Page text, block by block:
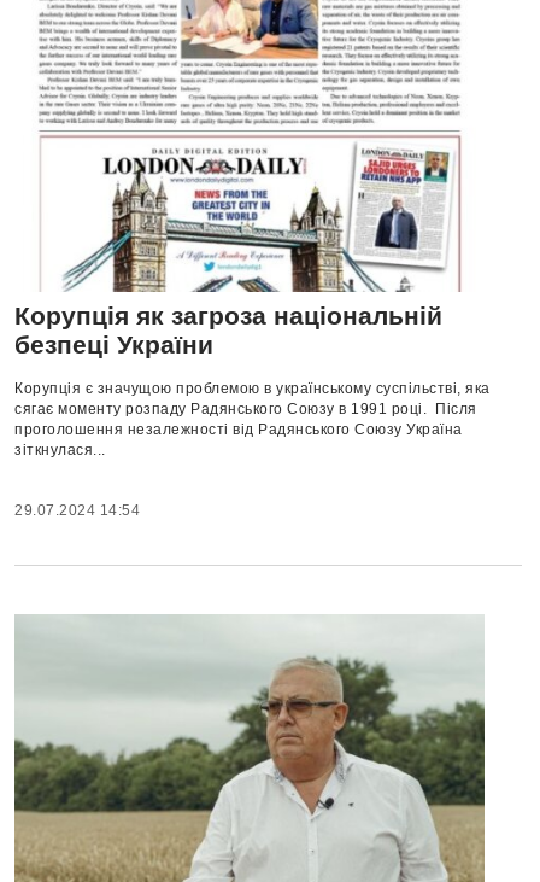
Корупція як загроза національній
безпеці України
Корупція є значущою проблемою в українському суспільстві, яка
сягає моменту розпаду Радянського Союзу в 1991 році. Після
проголошення незалежності від Радянського Союзу Україна
зіткнулася...
29.07.2024 14:54